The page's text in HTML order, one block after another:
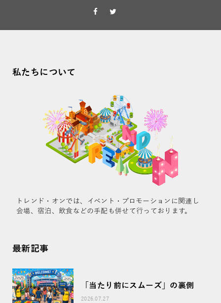
私たちについて
トレンド・オンでは、イベント・プロモーションに関連し
会場、宿泊、飲食などの手配も併せて行っております。
最新記事
「当たり前にスムーズ」の裏側
2026.07.27